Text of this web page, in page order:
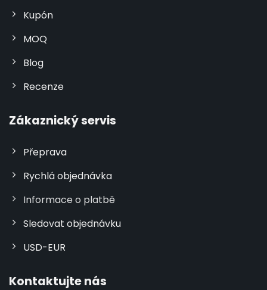
Kupón
MOQ
Blog
Recenze
Zákaznický servis
Přeprava
Rychlá objednávka
Informace o platbě
Sledovat objednávku
USD-EUR
Kontaktujte nás